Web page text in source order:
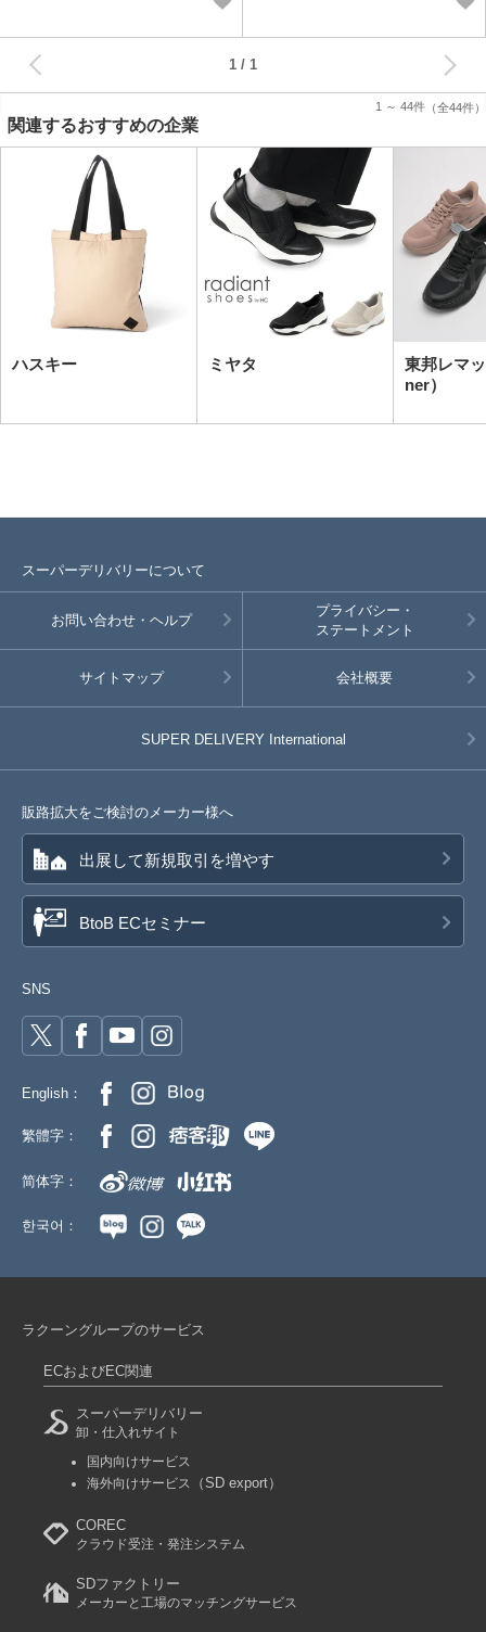
1 ～ 44件 （全44件）
1
関連するおすすめの企業
ハスキー ミヤタ
東邦レマ
ner）
スーパーデリバリーについて
お問い合わせ・ヘルプ
プライバシー・
ステートメント
サイトマップ 会社概要
SUPER DELIVERY International
販路拡大をご検討のメーカー様へ
出展して新規取引を増やす
BtoB ECセミナー
SNS
English：
繁體字：
简体字：
한국어：
ラクーングループのサービス
ECおよびEC関連
スーパーデリバリー
卸・仕入れサイト
国内向けサービス
海外向けサービス
（SD export）
COREC
クラウド受注・発注システム
SDファクトリー
メーカーと工場のマッチングサービス